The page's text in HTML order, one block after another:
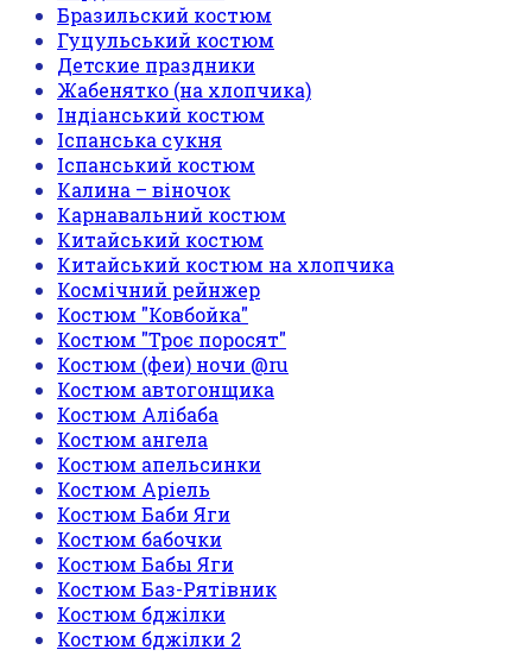
Бразильский костюм
Гуцульський костюм
Детские праздники
Жабенятко (на хлопчика)
Індіанський костюм
Іспанська сукня
Іспанський костюм
Калина – віночок
Карнавальний костюм
Китайський костюм
Китайський костюм на хлопчика
Космічний рейнжер
Костюм "Ковбойка"
Костюм "Троє поросят"
Костюм (феи) ночи @ru
Костюм автогонщика
Костюм Алібаба
Костюм ангела
Костюм апельсинки
Костюм Аріель
Костюм Баби Яги
Костюм бабочки
Костюм Бабы Яги
Костюм Баз-Рятівник
Костюм бджілки
Костюм бджілки 2